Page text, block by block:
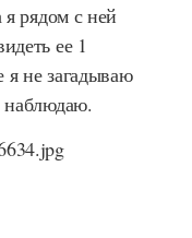
рядом с ней
ее 1
не загадываю
наблюдаю.